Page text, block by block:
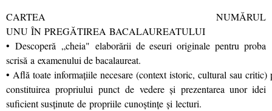
CARTEA NUMĂRUL
UNU ÎN PREGĂTIREA BACALAUREATULUI
• Descoperă „cheia" elaborării de eseuri originale pentru proba
scrisă a examenului de bacalaureat.
• Află toate informaţiile necesare (context istoric, cultural sau critic)
constituirea propriului punct de vedere şi prezentarea unor idei
suficient susţinute de propriile cunoştinţe şi lecturi.